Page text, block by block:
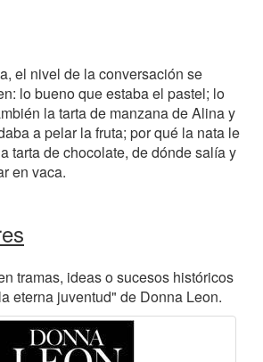
el nivel de la conversación se
lo bueno que estaba el pastel; lo
la tarta de manzana de Alina y
a pelar la fruta; por qué la nata le
tarta de chocolate, de dónde salía y
en vaca.
tramas, ideas o sucesos históricos
eterna juventud" de Donna Leon.